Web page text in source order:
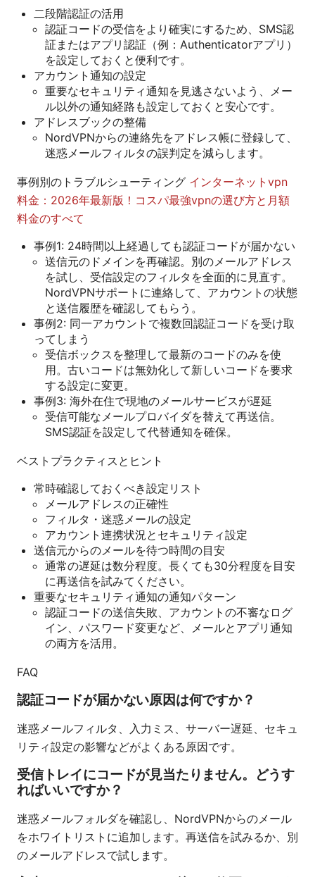
二段階認証の活用
認証コードの受信をより確実にするため、SMS認
証またはアプリ認証（例：Authenticatorアプリ）
を設定しておくと便利です。
アカウント通知の設定
重要なセキュリティ通知を見逃さないよう、メー
ル以外の通知経路も設定しておくと安心です。
アドレスブックの整備
NordVPNからの連絡先をアドレス帳に登録して、
迷惑メールフィルタの誤判定を減らします。
事例別のトラブルシューティング インターネットvpn
料金：2026年最新版！コスパ最強vpnの選び方と月額
料金のすべて
事例1: 24時間以上経過しても認証コードが届かない
送信元のドメインを再確認。別のメールアドレス
を試し、受信設定のフィルタを全面的に見直す。
NordVPNサポートに連絡して、アカウントの状態
と送信履歴を確認してもらう。
事例2: 同一アカウントで複数回認証コードを受け取
ってしまう
受信ボックスを整理して最新のコードのみを使
用。古いコードは無効化して新しいコードを要求
する設定に変更。
事例3: 海外在住で現地のメールサービスが遅延
受信可能なメールプロバイダを替えて再送信。
SMS認証を設定して代替通知を確保。
ベストプラクティスとヒント
常時確認しておくべき設定リスト
メールアドレスの正確性
フィルタ・迷惑メールの設定
アカウント連携状況とセキュリティ設定
送信元からのメールを待つ時間の目安
通常の遅延は数分程度。長くても30分程度を目安
に再送信を試みてください。
重要なセキュリティ通知の通知パターン
認証コードの送信失敗、アカウントの不審なログ
イン、パスワード変更など、メールとアプリ通知
の両方を活用。
FAQ
認証コードが届かない原因は何ですか？
迷惑メールフィルタ、入力ミス、サーバー遅延、セキュ
リティ設定の影響などがよくある原因です。
受信トレイにコードが見当たりません。どうす
ればいいですか？
迷惑メールフォルダを確認し、NordVPNからのメール
をホワイトリストに追加します。再送信を試みるか、別
のメールアドレスで試します。